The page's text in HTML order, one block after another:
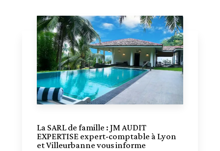
La SARL de famille : JM AUDIT
EXPERTISE expert-comptable à Lyon
et Villeurbanne vous informe